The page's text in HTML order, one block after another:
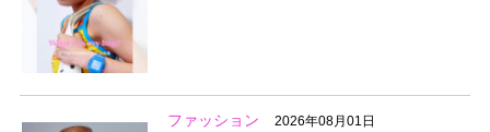
ファッション 2026年08月01日